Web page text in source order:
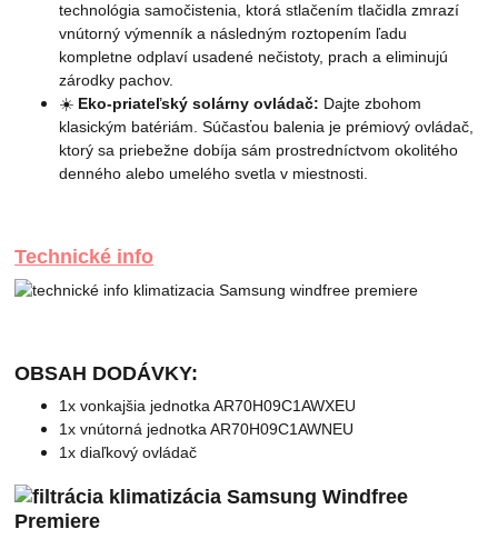
technológia samočistenia, ktorá stlačením tlačidla zmrazí
vnútorný výmenník a následným roztopením ľadu
kompletne odplaví usadené nečistoty, prach a eliminujú
zárodky pachov.
☀️ Eko-priateľský solárny ovládač: Dajte zbohom
klasickým batériám. Súčasťou balenia je prémiový ovládač,
ktorý sa priebežne dobíja sám prostredníctvom okolitého
denného alebo umelého svetla v miestnosti.
Technické info
OBSAH DODÁVKY:
1x vonkajšia jednotka AR70H09C1AWXEU
1x vnútorná jednotka AR70H09C1AWNEU
1x diaľkový ovládač